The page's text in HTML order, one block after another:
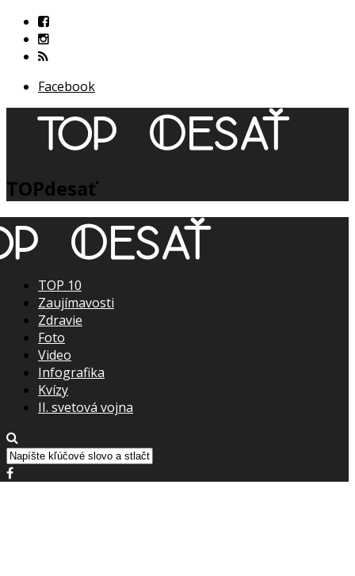
Facebook
TOPdesať
TOP 10
Zaujímavosti
Zdravie
Foto
Video
Infografika
Kvízy
II. svetová vojna